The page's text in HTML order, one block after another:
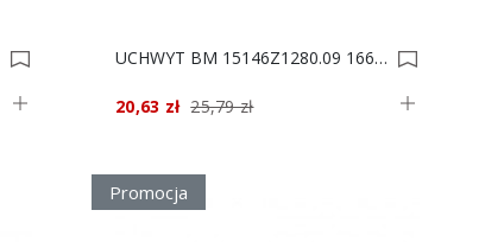
UCHWYT BM 15146Z1280.09 166x32/128 0007228
20,63 zł 25,79 zł
Promocja